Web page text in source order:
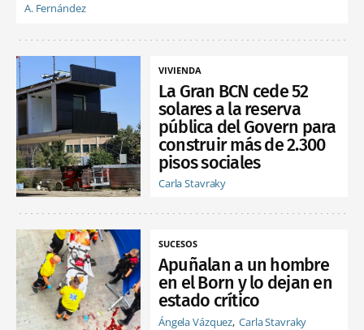
A. Fernández
VIVIENDA
La Gran BCN cede 52
solares a la reserva
pública del Govern para
construir más de 2.300
pisos sociales
Carla Stavraky
SUCESOS
Apuñalan a un hombre
en el Born y lo dejan en
estado crítico
Ángela Vázquez Carla Stavraky